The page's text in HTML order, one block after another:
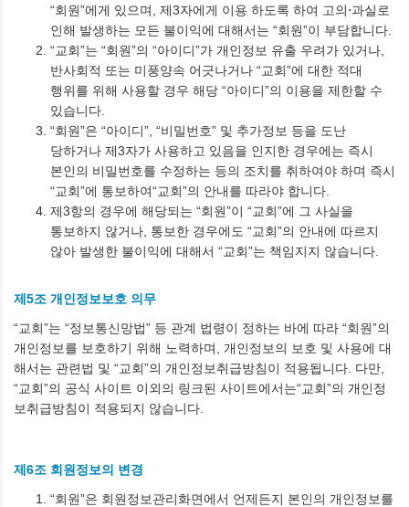
“회원”에게 있으며, 제3자에게 이용 하도록 하여 고의⋅과실로
인해 발생하는 모든 불이익에 대해서는 “회원”이 부담합니다.
“교회”는 “회원”의 “아이디”가 개인정보 유출 우려가 있거나,
반사회적 또는 미풍양속 어긋나거나 “교회”에 대한 적대
행위를 위해 사용할 경우 해당 “아이디”의 이용을 제한할 수
있습니다.
“회원”은 “아이디”, “비밀번호” 및 추가정보 등을 도난
당하거나 제3자가 사용하고 있음을 인지한 경우에는 즉시
본인의 비밀번호를 수정하는 등의 조치를 취하여야 하며 즉시
“교회”에 통보하여“교회”의 안내를 따라야 합니다.
제3항의 경우에 해당되는 “회원”이 “교회”에 그 사실을
통보하지 않거나, 통보한 경우에도 “교회”의 안내에 따르지
않아 발생한 불이익에 대해서 “교회”는 책임지지 않습니다.
제5조 개인정보보호 의무
“교회”는 “정보통신망법” 등 관계 법령이 정하는 바에 따라 “회원”의
개인정보를 보호하기 위해 노력하며, 개인정보의 보호 및 사용에 대
해서는 관련법 및 “교회”의 개인정보취급방침이 적용됩니다. 다만,
“교회”의 공식 사이트 이외의 링크된 사이트에서는“교회”의 개인정
보취급방침이 적용되지 않습니다.
제6조 회원정보의 변경
“회원”은 회원정보관리화면에서 언제든지 본인의 개인정보를